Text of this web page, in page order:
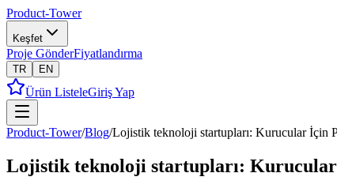
Product-Tower
Keşfet
Proje GönderFiyatlandırma
TR EN
Ürün ListeleGiriş Yap
Product-Tower/Blog/Lojistik teknoloji startupları: Kurucular İçin
Lojistik teknoloji startupları: